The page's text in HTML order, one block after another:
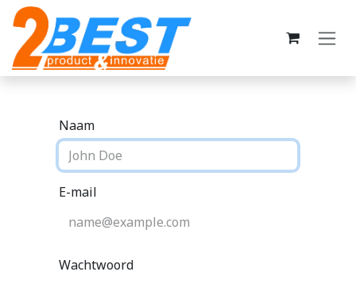
Overslaan naar inhoud
Naam
E-mail
Wachtwoord